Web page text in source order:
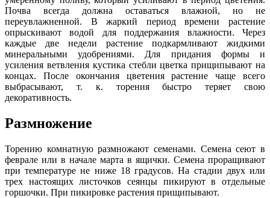
Почва всегда должна оставаться влажной, но не
переувлажненной. В жаркий период времени растение
опрыскивают водой для поддержания влажности. Через
каждые две недели растение подкармливают жидкими
минеральными удобрениями. Для придания формы и
усиления ветвления кустика стебли цветка прищипывают на
концах. После окончания цветения растение чаще всего
выбрасывают, т. к. торения быстро теряет свою
декоративность.
Размножение
Торению комнатную размножают семенами. Семена сеют в
феврале или в начале марта в ящички. Семена проращивают
при температуре не ниже 18 градусов. На стадии двух или
трех настоящих листочков сеянцы пикируют в отдельные
горшочки. При пикировке растения прищипывают.